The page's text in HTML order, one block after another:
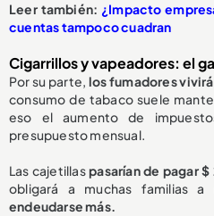
Leer también: ¿Impacto
cuentas tampoco cuadran
Cigarrillos y vapeadores: el
Por su parte, los fumadores
consumo de tabaco suele
eso el aumento de
presupuesto mensual.
Las cajetillaspasarían de pagar $
obligará a muchas familias
endeudarse más.